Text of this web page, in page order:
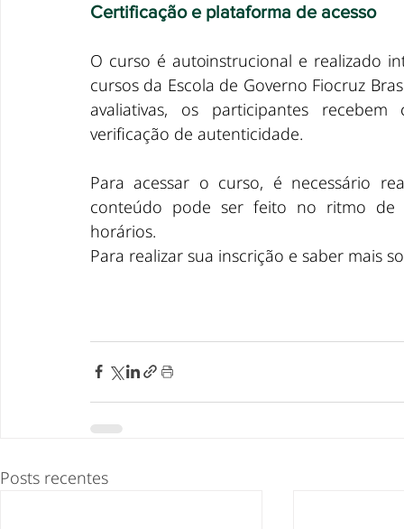
Certificação e plataforma de acesso
O curso é autoinstrucional e realizado
cursos da Escola de Governo Fiocruz
avaliativas, os participantes
verificação de autenticidade.
Para acessar o curso, é necessário
conteúdo pode ser feito no ritmo de
horários.
Para realizar sua inscrição e saber mais
Posts recentes